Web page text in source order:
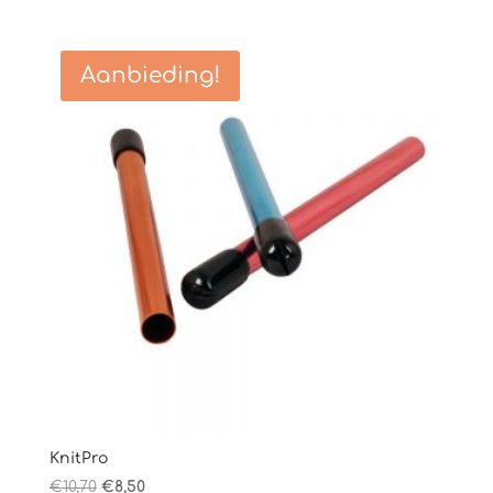
Aanbieding!
KnitPro
€10,70 Oorspronkelijke
€8,50Huidige